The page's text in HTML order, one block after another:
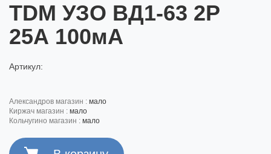
TDM УЗО ВД1-63 2Р
25А 100мА
Артикул:
александров магазин : мало
киржач магазин : мало
кольчугино магазин : мало